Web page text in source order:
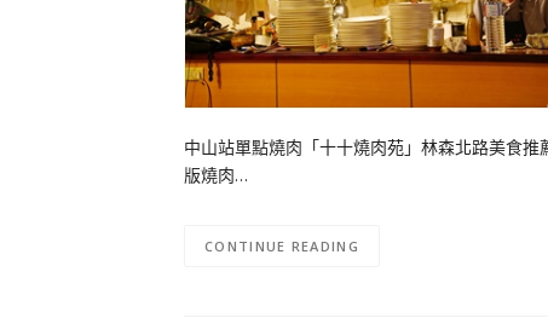
中山站單點燒肉「十十燒肉苑」林森北路美食
版燒肉…
CONTINUE READING